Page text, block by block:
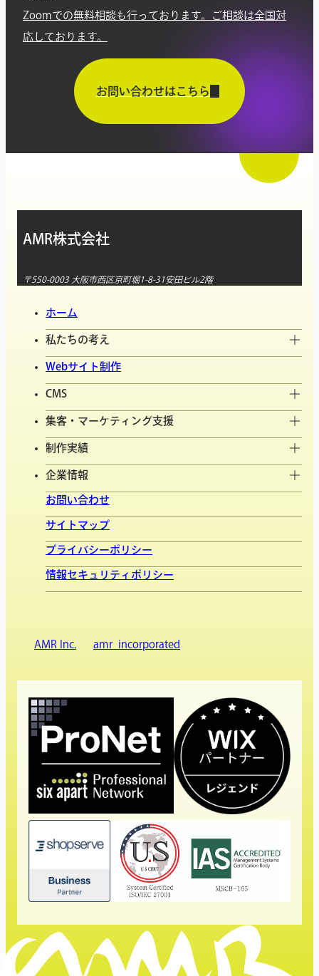
Zoomでの無料相談も行っております。ご相談は全国対
応しております。
お問い合わせはこちら
AMR株式会社
〒550-0003 大阪市西区京町堀1-8-31安田ビル2階
ホーム
私たちの考え
Webサイト制作
CMS
集客・マーケティング支援
制作実績
企業情報
お問い合わせ
サイトマップ
プライバシーポリシー
情報セキュリティポリシー
AMR Inc. amr_incorporated